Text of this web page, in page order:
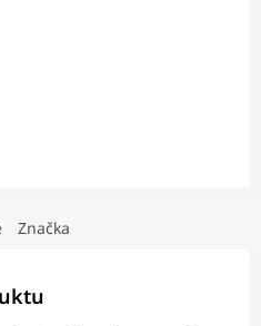
Značka